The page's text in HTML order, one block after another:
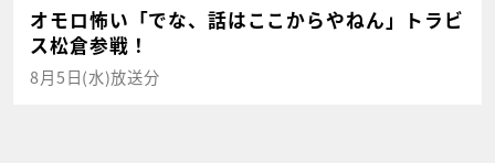
オモロ怖い「でな、話はここからやねん」トラビ
ス松倉参戦！
8月5日(水)放送分